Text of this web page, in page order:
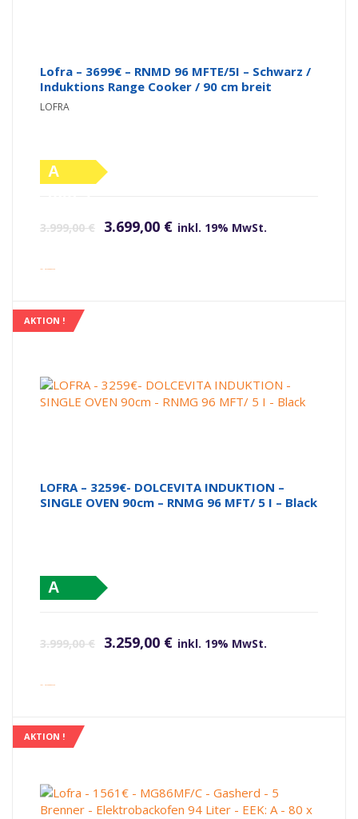
Lofra – 3699€ – RNMD 96 MFTE/5I – Schwarz /
Induktions Range Cooker / 90 cm breit
LOFRA
A
3.999,00€ 3.699,00 € inkl. 19% MwSt.
inkl. Versandkosten
AKTION !
LOFRA – 3259€- DOLCEVITA INDUKTION –
SINGLE OVEN 90cm – RNMG 96 MFT/ 5 I – Black
A
3.999,00€ 3.259,00 € inkl. 19% MwSt.
inkl. Versandkosten
AKTION !